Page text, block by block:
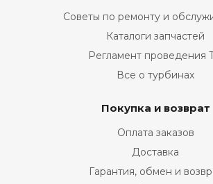
Советы по ремонту и
Каталоги запчастей
Регламент проведения
Все о турбинах
Покупка и возврат
Оплата заказов
Доставка
Гарантия, обмен и